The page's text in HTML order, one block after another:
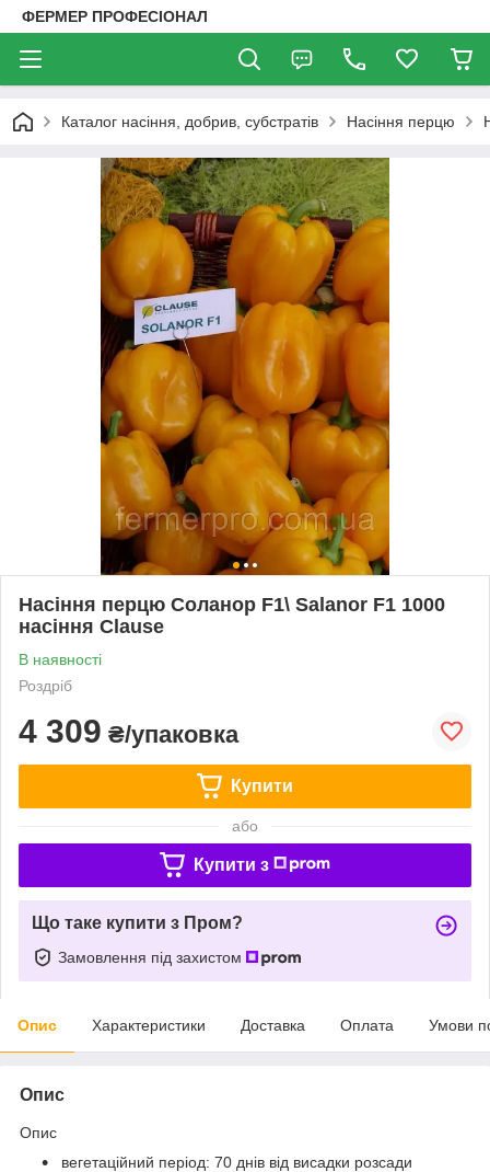
ФЕРМЕР ПРОФЕСІОНАЛ
Каталог насіння, добрив, субстратів Насіння перцю
Насіння перцю Соланор F1\ Salanor F1 1000
насіння Clause
В наявності
Роздріб
4 309 ₴/упаковка
Купити
або
Купити з
Що таке купити з Пром?
Замовлення під захистом
Опис Характеристики Доставка Оплата Умови
Опис
Опис
вегетаційний період: 70 днів від висадки розсади